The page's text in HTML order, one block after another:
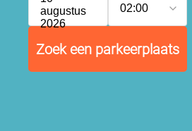
augustus
2026
02:00
Zoek een parkeerplaats